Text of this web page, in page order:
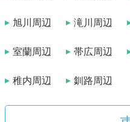
旭川周辺 滝川周辺
室蘭周辺 帯広周辺
稚内周辺 釧路周辺